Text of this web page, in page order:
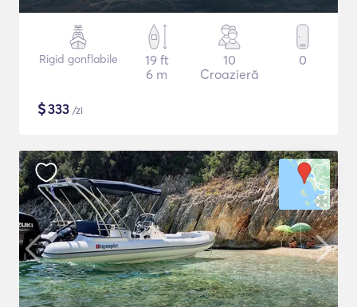
Rigid gonflabile
19 ft
6 m
10
Croazieră
0
$333 /zi